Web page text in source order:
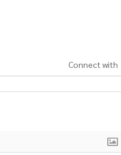
Connect with